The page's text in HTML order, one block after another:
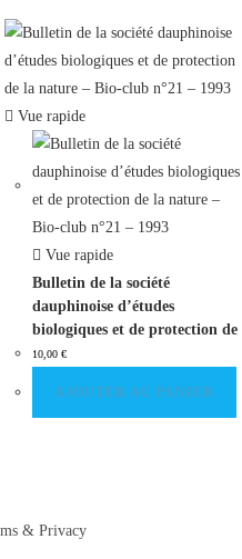
Vue rapide
Vue rapide
Bulletin de la société
dauphinoise d’études
biologiques et de protection de
la nature – Bio-club n°21 –
10,00 €
AJOUTER AU PANIER
& Privacy